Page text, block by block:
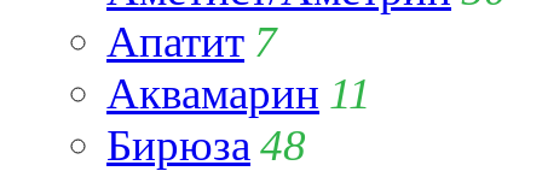
Апатит 7
Аквамарин 11
Бирюза 48